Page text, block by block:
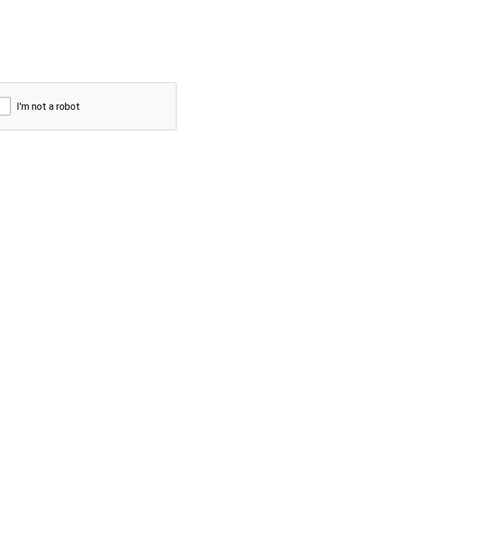
I'm not a robot